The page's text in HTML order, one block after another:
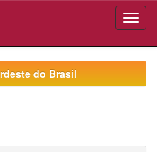
do Brasil